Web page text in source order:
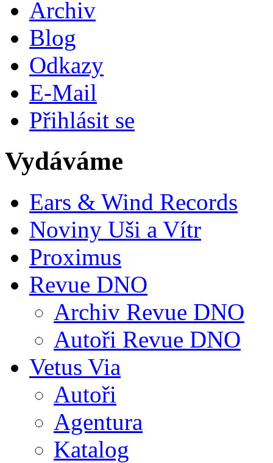
Archiv
Blog
Odkazy
E-Mail
Přihlásit se
Vydáváme
Ears & Wind Records
Noviny Uši a Vítr
Proximus
Revue DNO
Archiv Revue DNO
Autoři Revue DNO
Vetus Via
Autoři
Agentura
Katalog